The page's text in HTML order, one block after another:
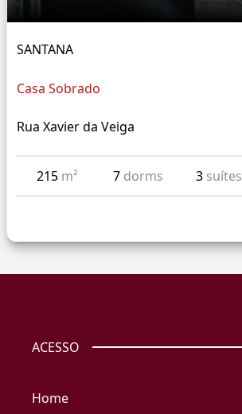
SANTANA
Casa Sobrado
Rua Xavier da Veiga
215 m² 7 dorms 3 suítes
ACESSO
Home